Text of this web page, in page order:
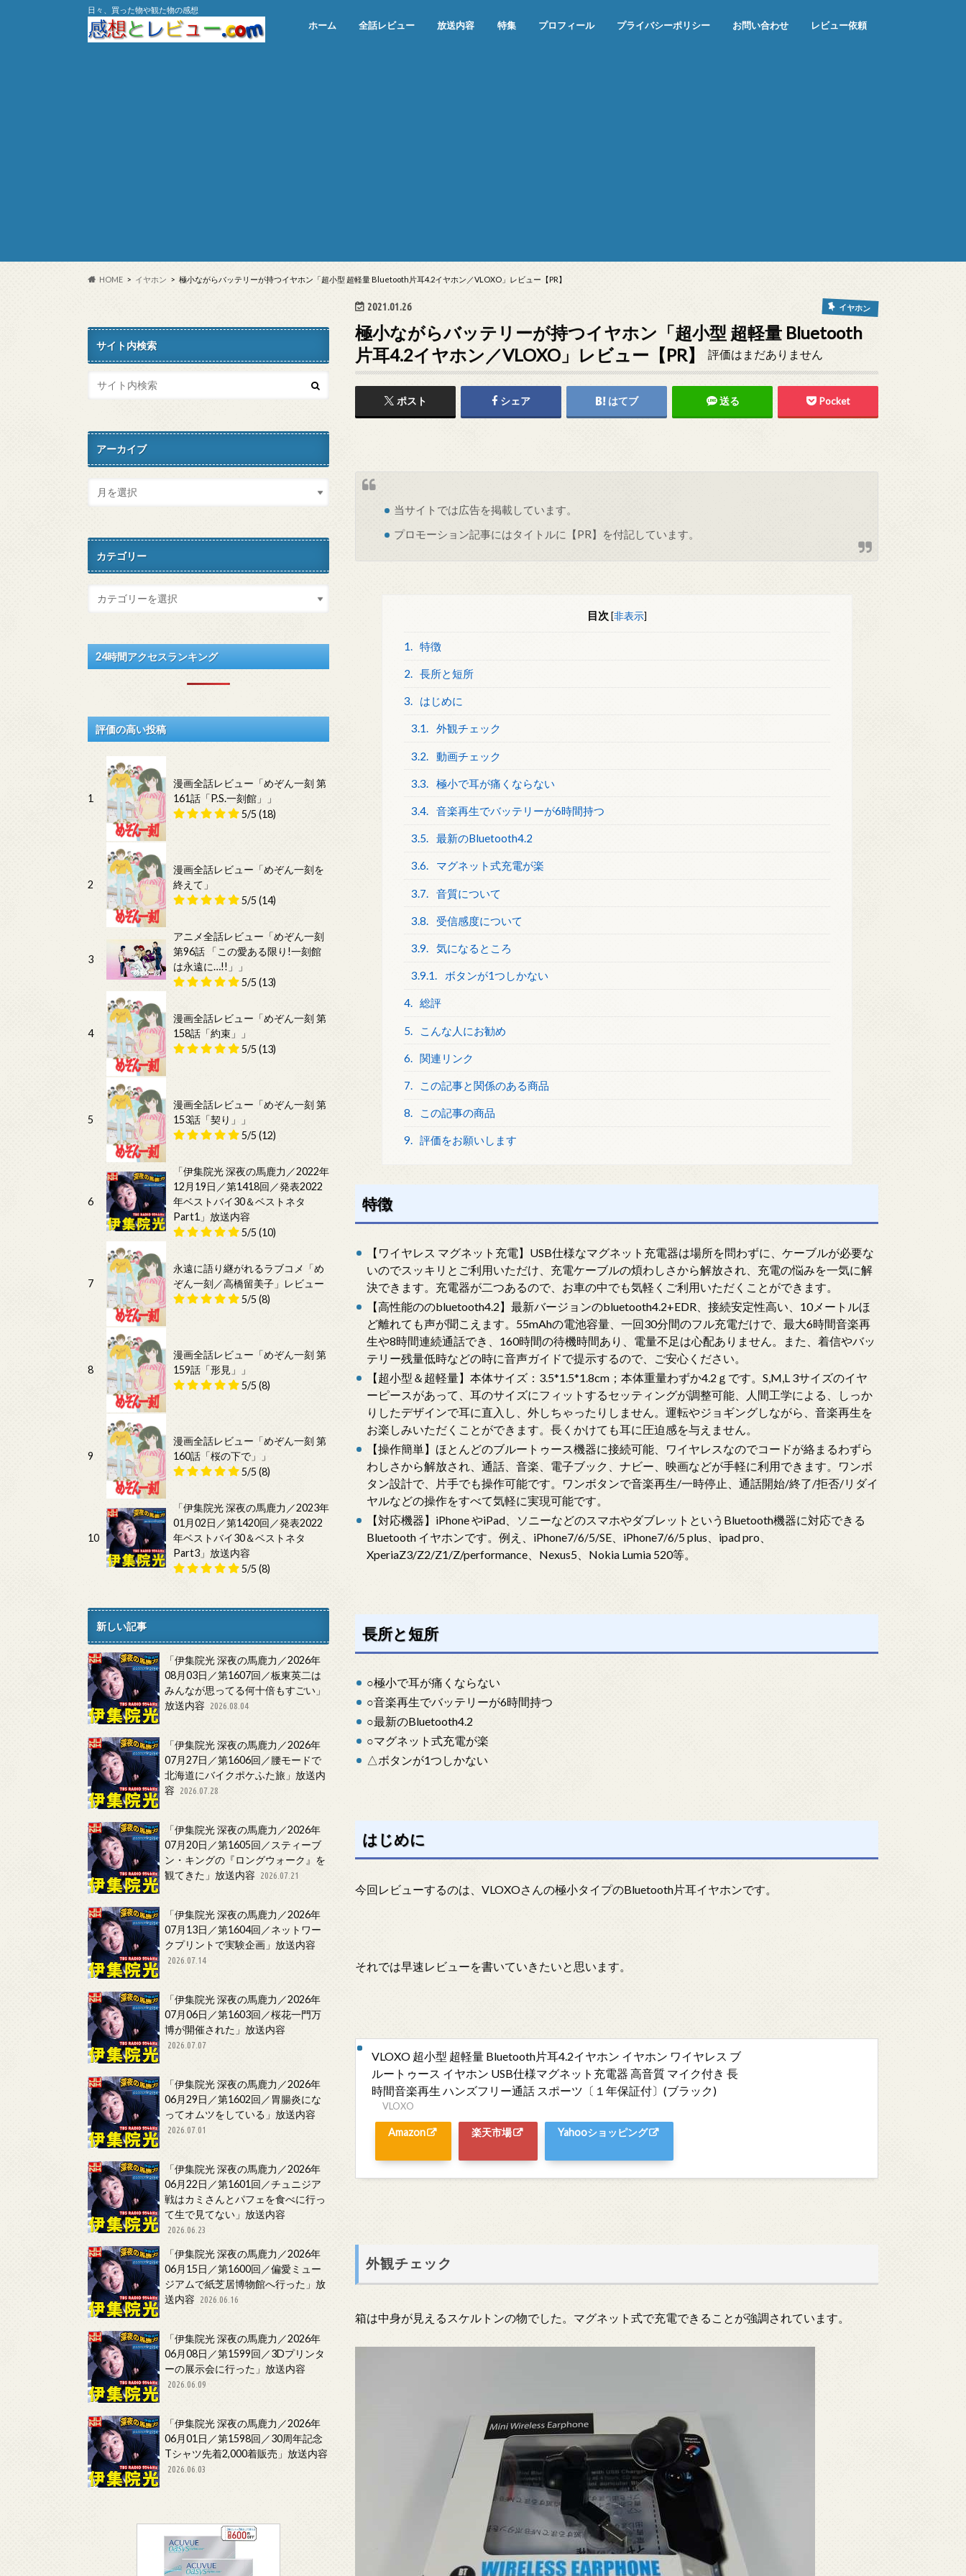
日々、買った物や観た物の感想
ホーム 全話レビュー 放送内容 特集 プロフィール プライバシーポリシー お問い合わせ レビュー依頼
HOME イヤホン 極小ながらバッテリーが持つイヤホン「超小型 超軽量 Bluetooth片耳4.2イヤホン／VLOXO」レビュー【PR】
2021.01.26 イヤホン
極小ながらバッテリーが持つイヤホン「超小型 超軽量 Bluetooth
片耳4.2イヤホン／VLOXO」レビュー【PR】
評価はまだありません
ポスト シェア はてブ 送る Pocket
当サイトでは広告を掲載しています。
プロモーション記事にはタイトルに【PR】を付記しています。
目次 [非表示]
1. 特徴
2. 長所と短所
3. はじめに
3.1. 外観チェック
3.2. 動画チェック
3.3. 極小で耳が痛くならない
3.4. 音楽再生でバッテリーが6時間持つ
3.5. 最新のBluetooth4.2
3.6. マグネット式充電が楽
3.7. 音質について
3.8. 受信感度について
3.9. 気になるところ
3.9.1. ボタンが1つしかない
4. 総評
5. こんな人にお勧め
6. 関連リンク
7. この記事と関係のある商品
8. この記事の商品
9. 評価をお願いします
特徴
【ワイヤレス マグネット充電】USB仕様なマグネット充電器は場所を問わずに、ケーブルが必要な
いのでスッキリとご利用いただけ、充電ケーブルの煩わしさから解放され、充電の悩みを一気に解
決できます。充電器が二つあるので、お車の中でも気軽くご利用いただくことができます。
【高性能ののbluetooth4.2】最新バージョンのbluetooth4.2+EDR、接続安定性高い、10メートルほ
ど離れても声が聞こえます。55mAhの電池容量、一回30分間のフル充電だけで、最大6時間音楽再
生や8時間連続通話でき、160時間の待機時間あり、電量不足は心配ありません。また、着信やバッ
テリー残量低時などの時に音声ガイドで提示するので、ご安心ください。
【超小型＆超軽量】本体サイズ：3.5*1.5*1.8cm；本体重量わずか4.2ｇです。S,M,L 3サイズのイヤ
ーピースがあって、耳のサイズにフィットするセッティングが調整可能、人間工学による、しっか
りしたデザインで耳に直入し、外しちゃったりしません。運転やジョギングしながら、音楽再生を
お楽しみいただくことができます。長くかけても耳に圧迫感を与えません。
【操作簡単】ほとんどのブルートゥース機器に接続可能、ワイヤレスなのでコードが絡まるわずら
わしさから解放され、通話、音楽、電子ブック、ナビー、映画などが手軽に利用できます。ワンボ
タン設計で、片手でも操作可能です。ワンボタンで音楽再生/一時停止、通話開始/終了/拒否/リダイ
ヤルなどの操作をすべて気軽に実現可能です。
【対応機器】iPhone やiPad、ソニーなどのスマホやダブレットというBluetooth機器に対応できる
Bluetooth イヤホンです。例え、iPhone7/6/5/SE、iPhone7/6/5 plus、ipad pro、
XperiaZ3/Z2/Z1/Z/performance、Nexus5、Nokia Lumia 520等。
長所と短所
○極小で耳が痛くならない
○音楽再生でバッテリーが6時間持つ
○最新のBluetooth4.2
○マグネット式充電が楽
△ボタンが1つしかない
はじめに
今回レビューするのは、VLOXOさんの極小タイプのBluetooth片耳イヤホンです。
それでは早速レビューを書いていきたいと思います。
VLOXO 超小型 超軽量 Bluetooth片耳4.2イヤホン イヤホン ワイヤレス ブ
ルートゥース イヤホン USB仕様マグネット充電器 高音質 マイク付き 長
時間音楽再生 ハンズフリー通話 スポーツ〔１年保証付〕(ブラック)
VLOXO
Amazon 楽天市場 Yahooショッピング
外観チェック
箱は中身が見えるスケルトンの物でした。マグネット式で充電できることが強調されています。
サイト内検索
アーカイブ
カテゴリー
24時間アクセスランキング
評価の高い投稿
1
漫画全話レビュー「めぞん一刻 第
161話「P.S.一刻館」」
5/5 (18)
2
漫画全話レビュー「めぞん一刻を
終えて」
5/5 (14)
3
アニメ全話レビュー「めぞん一刻
第96話 「この愛ある限り!一刻館
は永遠に…!!」」
5/5 (13)
4
漫画全話レビュー「めぞん一刻 第
158話「約束」」
5/5 (13)
5
漫画全話レビュー「めぞん一刻 第
153話「契り」」
5/5 (12)
6
「伊集院光 深夜の馬鹿力／2022年
12月19日／第1418回／発表2022
年ベストバイ30＆ベストネタ
Part1」放送内容
5/5 (10)
7
永遠に語り継がれるラブコメ「め
ぞん一刻／高橋留美子」レビュー
5/5 (8)
8
漫画全話レビュー「めぞん一刻 第
159話「形見」」
5/5 (8)
9
漫画全話レビュー「めぞん一刻 第
160話「桜の下で」」
5/5 (8)
10
「伊集院光 深夜の馬鹿力／2023年
01月02日／第1420回／発表2022
年ベストバイ30＆ベストネタ
Part3」放送内容
5/5 (8)
新しい記事
「伊集院光 深夜の馬鹿力／2026年
08月03日／第1607回／板東英二は
みんなが思ってる何十倍もすごい」
放送内容
2026.08.04
「伊集院光 深夜の馬鹿力／2026年
07月27日／第1606回／腰モードで
北海道にバイクポケふた旅」放送内
容
2026.07.28
「伊集院光 深夜の馬鹿力／2026年
07月20日／第1605回／スティーブ
ン・キングの『ロングウォーク』を
観てきた」放送内容
2026.07.21
「伊集院光 深夜の馬鹿力／2026年
07月13日／第1604回／ネットワー
クプリントで実験企画」放送内容
2026.07.14
「伊集院光 深夜の馬鹿力／2026年
07月06日／第1603回／桜花一門万
博が開催された」放送内容
2026.07.07
「伊集院光 深夜の馬鹿力／2026年
06月29日／第1602回／胃腸炎にな
ってオムツをしている」放送内容
2026.07.01
「伊集院光 深夜の馬鹿力／2026年
06月22日／第1601回／チュニジア
戦はカミさんとパフェを食べに行っ
て生で見てない」放送内容
2026.06.23
「伊集院光 深夜の馬鹿力／2026年
06月15日／第1600回／偏愛ミュー
ジアムで紙芝居博物館へ行った」放
送内容
2026.06.16
「伊集院光 深夜の馬鹿力／2026年
06月08日／第1599回／3Dプリンタ
ーの展示会に行った」放送内容
2026.06.09
「伊集院光 深夜の馬鹿力／2026年
06月01日／第1598回／30周年記念
Tシャツ先着2,000着販売」放送内容
2026.06.03